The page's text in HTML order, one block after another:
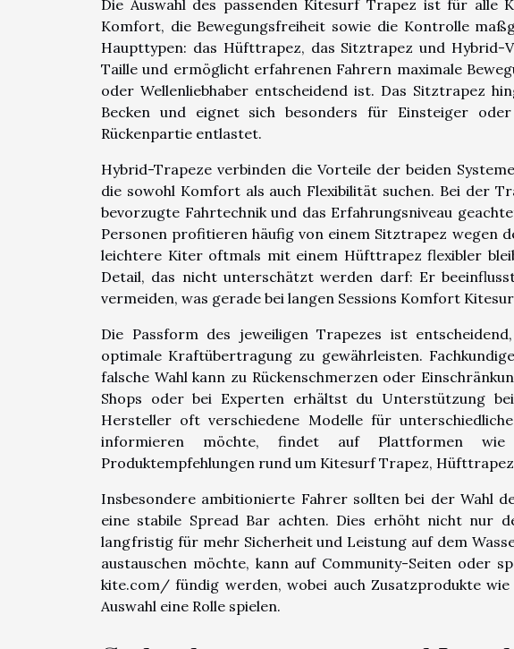
Die Auswahl des passenden Kitesurf Trapez ist für alle
Komfort, die Bewegungsfreiheit sowie die Kontrolle
Haupttypen: das Hüfttrapez, das Sitztrapez und
Taille und ermöglicht erfahrenen Fahrern maximale
oder Wellenliebhaber entscheidend ist. Das Sitztrapez
Becken und eignet sich besonders für Einsteiger
Rückenpartie entlastet.
Hybrid-Trapeze verbinden die Vorteile der beiden
die sowohl Komfort als auch Flexibilität suchen. Bei der
bevorzugte Fahrtechnik und das Erfahrungsniveau
Personen profitieren häufig von einem Sitztrapez wegen
leichtere Kiter oftmals mit einem Hüfttrapez flexibler
Detail, das nicht unterschätzt werden darf: Er
vermeiden, was gerade bei langen Sessions Komfort
Die Passform des jeweiligen Trapezes ist
optimale Kraftübertragung zu gewährleisten.
falsche Wahl kann zu Rückenschmerzen oder
Shops oder bei Experten erhältst du Unterstützung
Hersteller oft verschiedene Modelle für
informieren möchte, findet auf Plattformen wie
Produktempfehlungen rund um Kitesurf Trapez,
Insbesondere ambitionierte Fahrer sollten bei der Wahl
eine stabile Spread Bar achten. Dies erhöht nicht nur
langfristig für mehr Sicherheit und Leistung auf dem
austauschen möchte, kann auf Community-Seiten oder
kite.com/ fündig werden, wobei auch Zusatzprodukte
Auswahl eine Rolle spielen.